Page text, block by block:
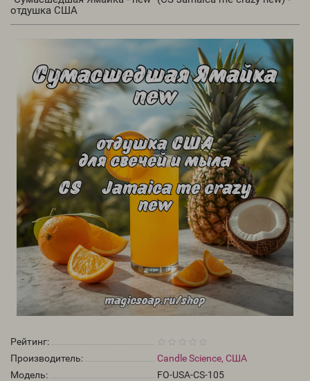
отдушка США
Рейтинг:
Производитель:
Candle Science, США
Модель:
FO-USA-CS-105